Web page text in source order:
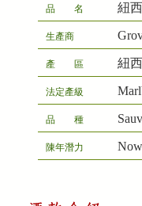
品 名 紐
生產商
產 區 紐
法定產級
品 種
陳年潛力